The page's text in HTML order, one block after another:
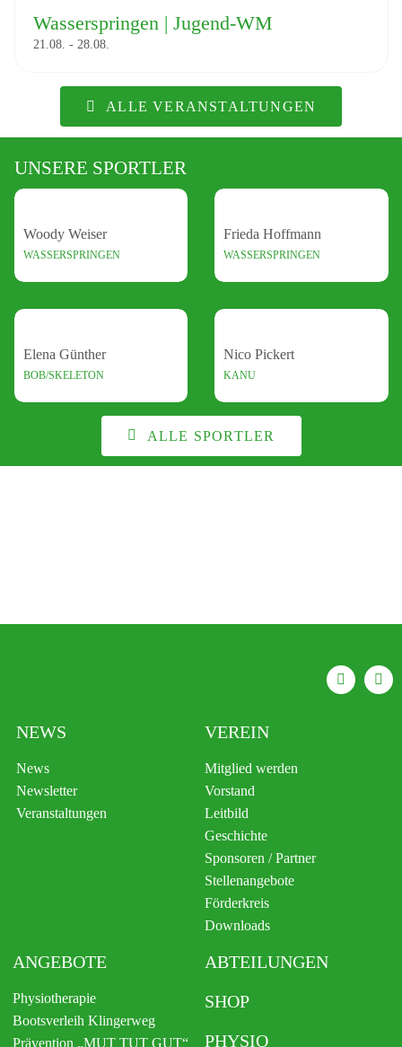
Wasserspringen | Jugend-WM
21.08. - 28.08.
ALLE VERANSTALTUNGEN
UNSERE SPORTLER
Woody Weiser
WASSERSPRINGEN
Frieda Hoffmann
WASSERSPRINGEN
Elena Günther
BOB/SKELETON
Nico Pickert
KANU
ALLE SPORTLER
NEWS
News
Newsletter
Veranstaltungen
VEREIN
Mitglied werden
Vorstand
Leitbild
Geschichte
Sponsoren / Partner
Stellenangebote
Förderkreis
Downloads
ANGEBOTE
Physiotherapie
Bootsverleih Klingerweg
Prävention „MUT TUT GUT“
ABTEILUNGEN
SHOP
PHYSIO